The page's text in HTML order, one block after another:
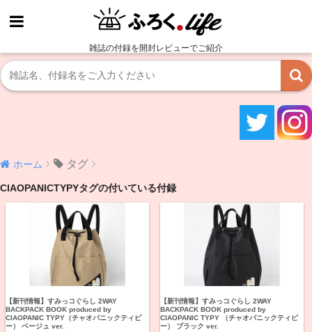
雑誌の付録を開封レビューでご紹介
ホーム タグ
CIAOPANICTYPYタグの付いている付録
【新刊情報】すみっコぐらし 2WAY
BACKPACK BOOK produced by
CIAOPANIC TYPY（チャオパニックティピ
ー） ベージュ ver.
【新刊情報】すみっコぐらし 2WAY
BACKPACK BOOK produced by
CIAOPANIC TYPY （チャオパニックティピ
ー） ブラック ver.